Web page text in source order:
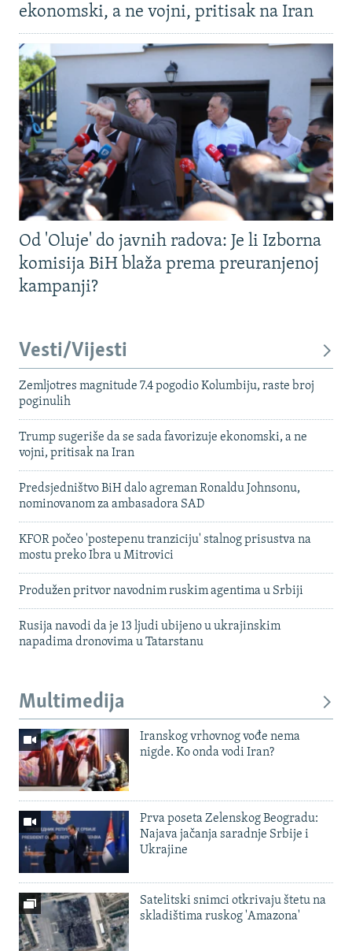
ekonomski, a ne vojni, pritisak na Iran
Od 'Oluje' do javnih radova: Je li Izborna
komisija BiH blaža prema preuranjenoj
kampanji?
Vesti/Vijesti
Zemljotres magnitude 7.4 pogodio Kolumbiju, raste broj
poginulih
Trump sugeriše da se sada favorizuje ekonomski, a ne
vojni, pritisak na Iran
Predsjedništvo BiH dalo agreman Ronaldu Johnsonu,
nominovanom za ambasadora SAD
KFOR počeo 'postepenu tranziciju' stalnog prisustva na
mostu preko Ibra u Mitrovici
Produžen pritvor navodnim ruskim agentima u Srbiji
Rusija navodi da je 13 ljudi ubijeno u ukrajinskim
napadima dronovima u Tatarstanu
Multimedija
Iranskog vrhovnog vođe nema
nigde. Ko onda vodi Iran?
Prva poseta Zelenskog Beogradu:
Najava jačanja saradnje Srbije i
Ukrajine
Satelitski snimci otkrivaju štetu na
skladištima ruskog 'Amazona'